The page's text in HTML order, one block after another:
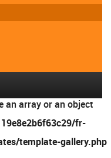
an array or an object
fr-
template-gallery.php